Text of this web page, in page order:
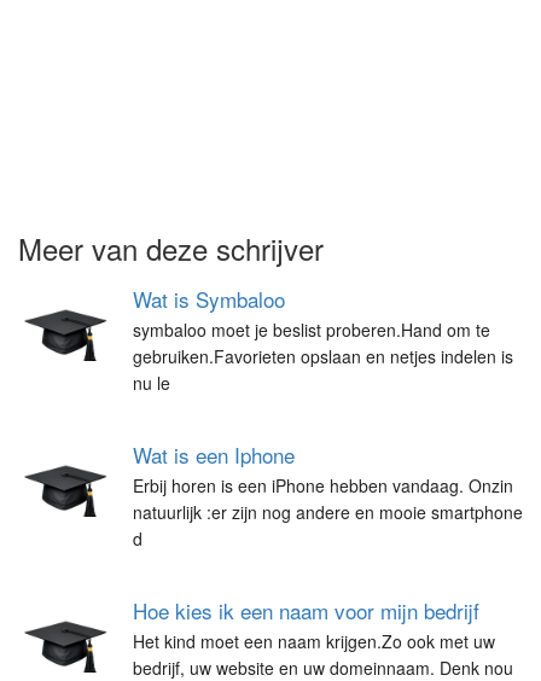
Meer van deze schrijver
Wat is Symbaloo
symbaloo moet je beslist proberen.Hand om te
gebruiken.Favorieten opslaan en netjes indelen is
nu le
Wat is een Iphone
Erbij horen is een iPhone hebben vandaag. Onzin
natuurlijk :er zijn nog andere en mooie smartphone
d
Hoe kies ik een naam voor mijn bedrijf
Het kind moet een naam krijgen.Zo ook met uw
bedrijf, uw website en uw domeinnaam. Denk nou